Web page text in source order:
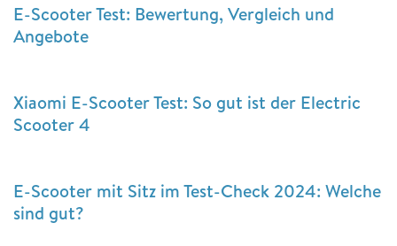
E-Scooter Test: Bewertung, Vergleich und
Angebote
Xiaomi E-Scooter Test: So gut ist der Electric
Scooter 4
E-Scooter mit Sitz im Test-Check 2024: Welche
sind gut?